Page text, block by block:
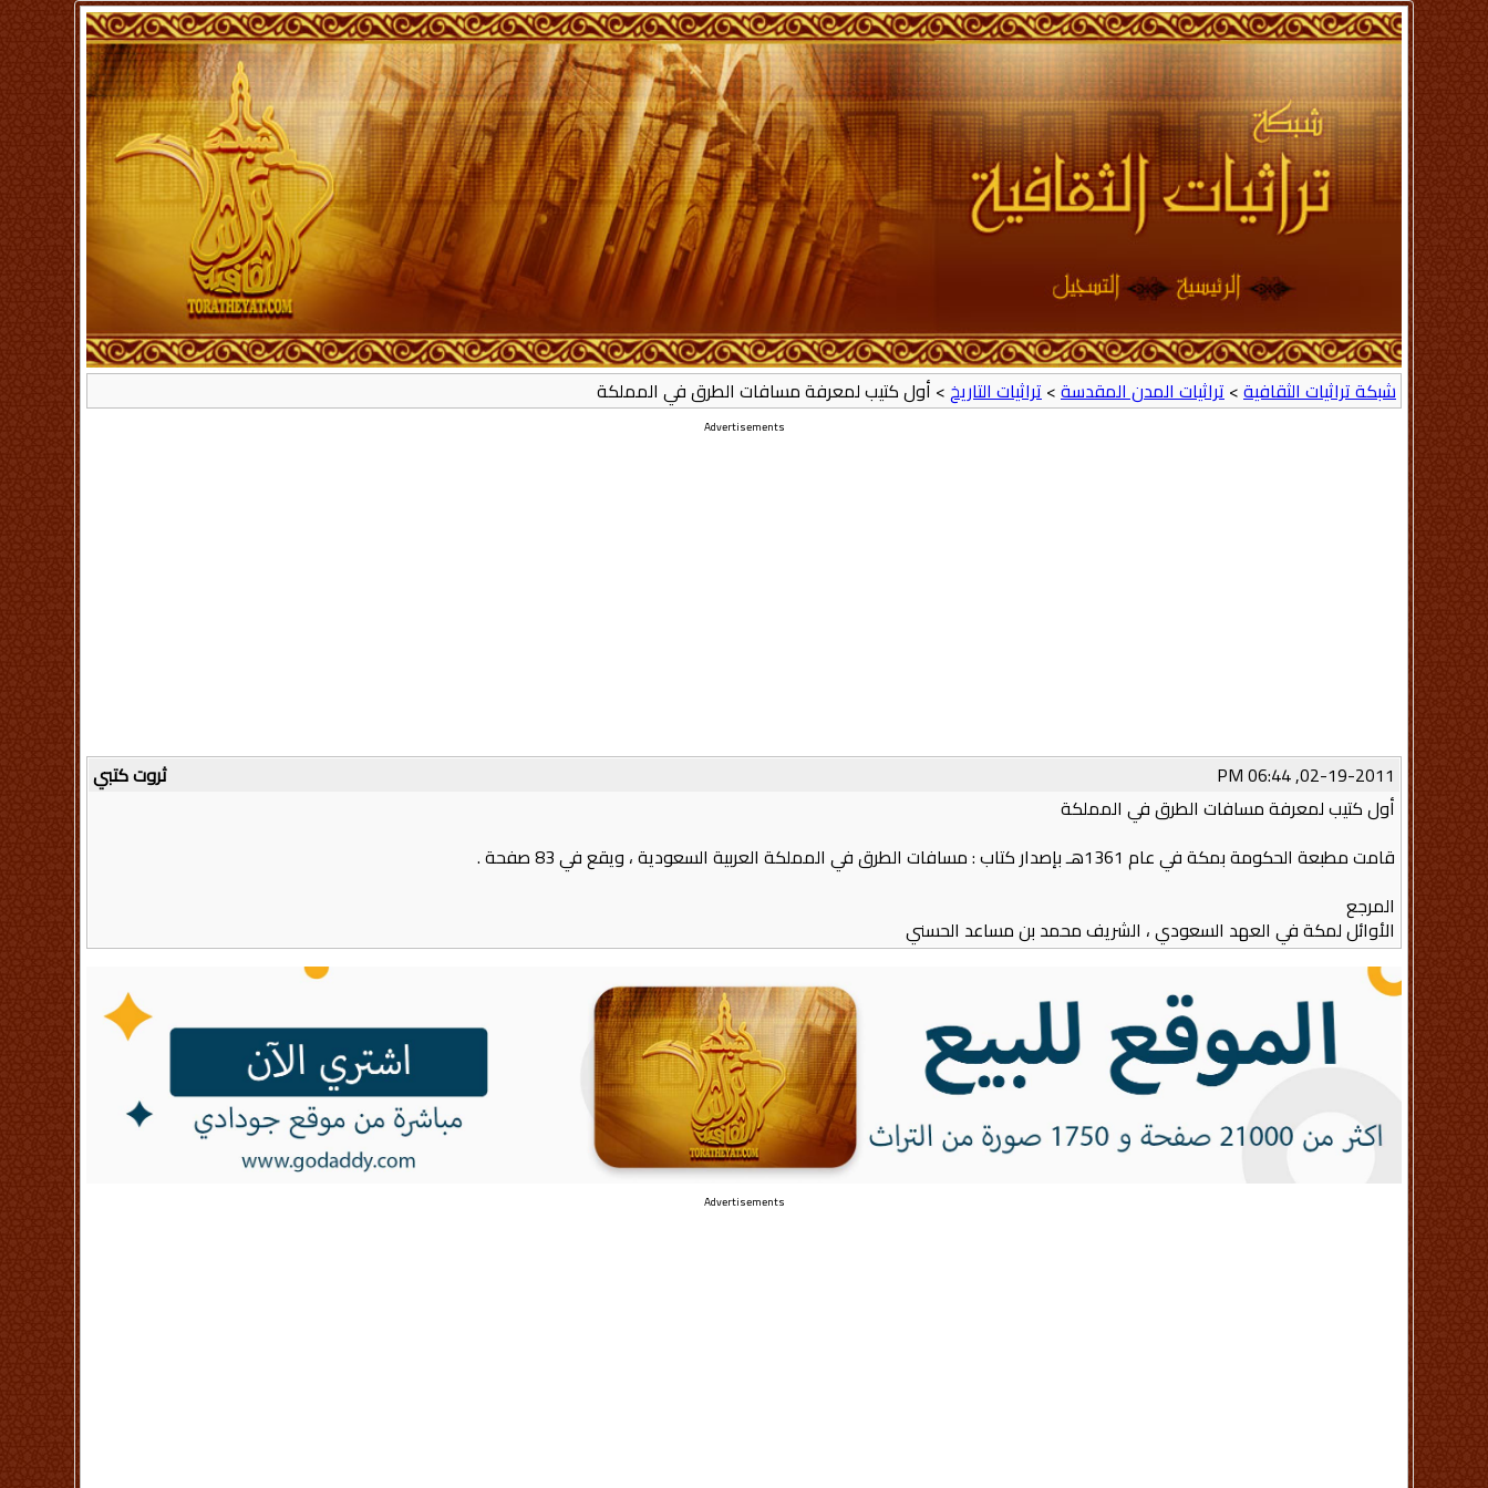
شبكة تراثيات الثقافية>تراثيات المدن المقدسة>تراثيات التاريخ> أول كتيب لمعرفة مسافات الطرق في المملكة
Advertisements
ثروت كتبي
02-19-2011, 06:44 PM
أول كتيب لمعرفة مسافات الطرق في المملكة
قامت مطبعة الحكومة بمكة في عام 1361هـ بإصدار كتاب : مسافات الطرق في المملكة العربية السعودية ، ويقع في 83 صفحة .
المرجع
الأوائل لمكة في العهد السعودي ، الشريف محمد بن مساعد الحسني
Advertisements